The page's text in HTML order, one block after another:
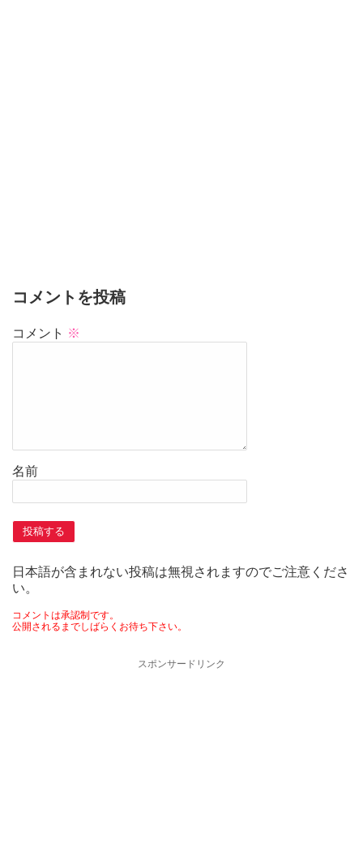
コメントを投稿
コメント ※
名前
日本語が含まれない投稿は無視されますのでご注意くださ
い。
コメントは承認制です。
公開されるまでしばらくお待ち下さい。
スポンサードリンク